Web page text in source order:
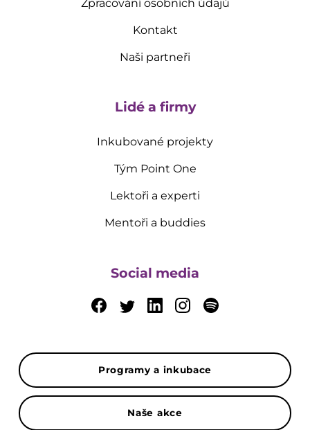
Zpracování osobních údajů
Kontakt
Naši partneři
Lidé a firmy
Inkubované projekty
Tým Point One
Lektoři a experti
Mentoři a buddies
Social media
Programy a inkubace
Naše akce